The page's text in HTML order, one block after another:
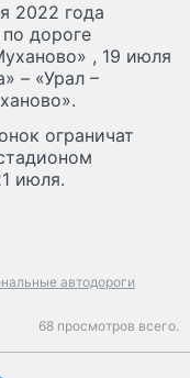
2022 года
дороге
, 19 июля
– «Урал –
ограничат
июля.
автодороги
68 просмотров всего.